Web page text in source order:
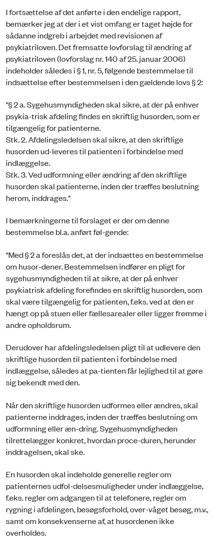
I fortsættelse af det anførte i den endelige rapport,
bemærker jeg at der i et vist omfang er taget højde for
sådanne indgreb i arbejdet med revisionen af
psykiatriloven. Det fremsatte lovforslag til ændring af
psykiatriloven (lovforslag nr. 140 af 25. januar 2006)
indeholder således i § 1, nr. 5, følgende bestemmelse til
indsættelse efter bestemmelsen i den gældende lovs § 2:
"§ 2 a. Sygehusmyndigheden skal sikre, at der på enhver
psykia-trisk afdeling findes en skriftlig husorden, som er
tilgængelig for patienterne.
Stk. 2.Afdelingsledelsen skal sikre, at den skriftlige
husorden ud-leveres til patienten i forbindelse med
indlæggelse.
Stk. 3. Ved udformning eller ændring af den skriftlige
husorden skal patienterne, inden der træffes beslutning
herom, inddrages."
I bemærkningerne til forslaget er der om denne
bestemmelse bl.a. anført føl-gende:
"Med § 2 a foreslås det, at der indsættes en bestemmelse
om husor-dener. Bestemmelsen indfører en pligt for
sygehusmyndigheden til at sikre, at der på enhver
psykiatrisk afdeling forefindes en skriftlig husorden, som
skal være tilgængelig for patienten, f.eks. ved at den er
hængt op på stuen eller fællesarealer eller ligger fremme i
andre opholdsrum.
Derudover har afdelingsledelsen pligt til at udlevere den
skriftlige husorden til patienten i forbindelse med
indlæggelse, således at pa-tienten får lejlighed til at gøre
sig bekendt med den.
Når den skriftlige husorden udformes eller ændres, skal
patienterne inddrages, inden der træffes beslutning om
udformning eller æn-dring. Sygehusmyndigheden
tilrettelægger konkret, hvordan proce-duren, herunder
inddragelsen, skal ske.
En husorden skal indeholde generelle regler om
patienternes udfol-delsesmuligheder under indlæggelse,
f.eks. regler om adgangen til at telefonere, regler om
rygning i afdelingen, besøgsforhold, over-våget besøg, m.v.,
samt om konsekvenserne af, at husordenen ikke
overholdes.